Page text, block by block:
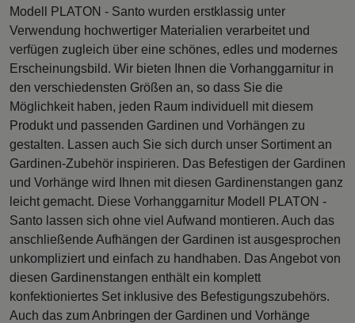
Modell PLATON - Santo wurden erstklassig unter
Verwendung hochwertiger Materialien verarbeitet und
verfügen zugleich über eine schönes, edles und modernes
Erscheinungsbild. Wir bieten Ihnen die Vorhanggarnitur in
den verschiedensten Größen an, so dass Sie die
Möglichkeit haben, jeden Raum individuell mit diesem
Produkt und passenden Gardinen und Vorhängen zu
gestalten. Lassen auch Sie sich durch unser Sortiment an
Gardinen-Zubehör inspirieren. Das Befestigen der Gardinen
und Vorhänge wird Ihnen mit diesen Gardinenstangen ganz
leicht gemacht. Diese Vorhanggarnitur Modell PLATON -
Santo lassen sich ohne viel Aufwand montieren. Auch das
anschließende Aufhängen der Gardinen ist ausgesprochen
unkompliziert und einfach zu handhaben. Das Angebot von
diesen Gardinenstangen enthält ein komplett
konfektioniertes Set inklusive des Befestigungszubehörs.
Auch das zum Anbringen der Gardinen und Vorhänge